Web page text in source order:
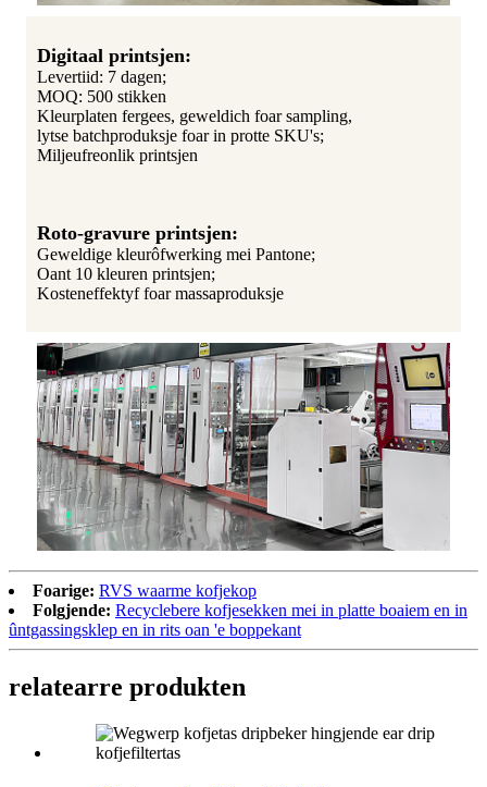
Digitaal printsjen:
Levertiid: 7 dagen;
MOQ: 500 stikken
Kleurplaten fergees, geweldich foar sampling,
lytse batchproduksje foar in protte SKU's;
Miljeufreonlik printsjen
Roto-gravure printsjen:
Geweldige kleurôfwerking mei Pantone;
Oant 10 kleuren printsjen;
Kosteneffektyf foar massaproduksje
Foarige: RVS waarme kofjekop
Folgjende: Recyclebere kofjesekken mei in platte boaiem en in
ûntgassingsklep en in rits oan 'e boppekant
relatearre produkten